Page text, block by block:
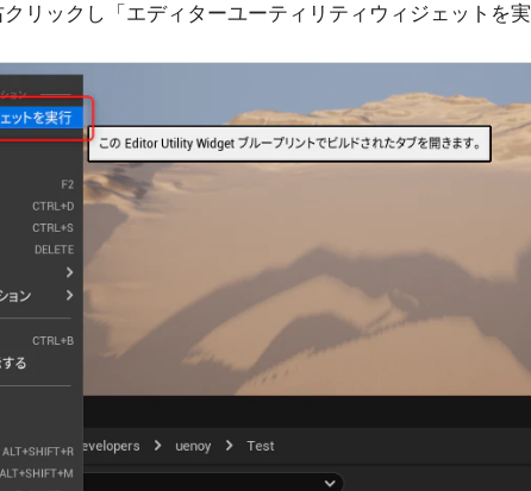
リックし「エディターユーティリティウィジェットを実